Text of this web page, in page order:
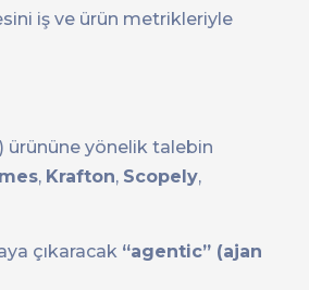
iş ve ürün metrikleriyle
ürününe yönelik talebin
, Krafton, Scopely,
çıkaracak “agentic” (ajan